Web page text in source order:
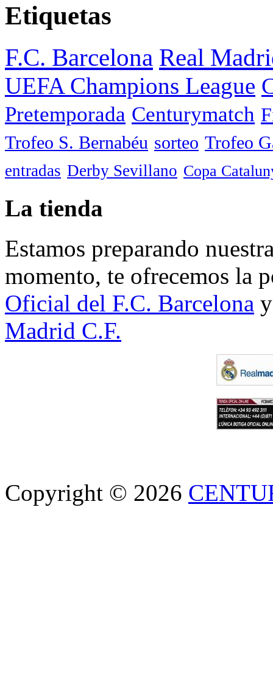
Etiquetas
F.C. Barcelona Real
UEFA Champions League
Pretemporada Centurymatch
Trofeo S. Bernabéu sorteo Trofeo
entradas Derby Sevillano Copa
La tienda
Estamos preparando
momento, te ofrecemos la
Oficial del F.C. Barcelona
Madrid C.F.
Copyright © 2026